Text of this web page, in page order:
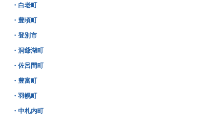
・白老町
・豊頃町
・登別市
・洞爺湖町
・佐呂間町
・豊富町
・羽幌町
・中札内町